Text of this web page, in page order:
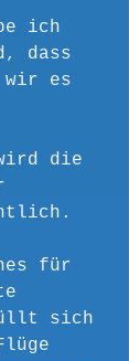
ich
dass
wir es
die
für
sich